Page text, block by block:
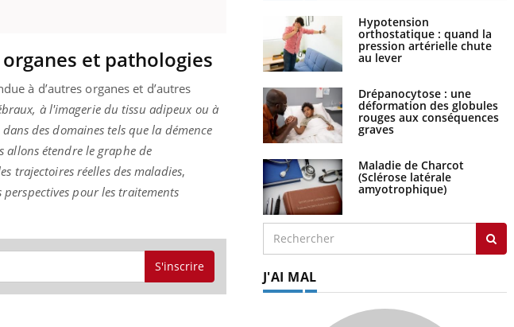
et pathologies
à d’autres organes et d’autres
à l'imagerie du tissu adipeux ou à
des domaines tels que la démence
allons étendre le graphe de
trajectoires réelles des maladies,
perspectives pour les traitements
S'inscrire
Hypotension
orthostatique : quand la
pression artérielle chute
au lever
Drépanocytose : une
déformation des globules
rouges aux conséquences
graves
Maladie de Charcot
(Sclérose latérale
amyotrophique)
J'AI MAL